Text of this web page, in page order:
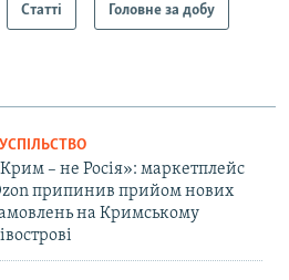
Статті Головне за добу
– не Росія»: маркетплейс
припинив прийом нових
на Кримському